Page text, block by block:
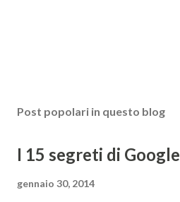
Post popolari in questo blog
I 15 segreti di Google
gennaio 30, 2014